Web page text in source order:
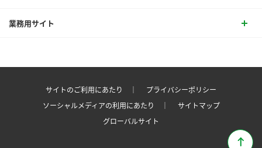
業務用サイト
サイトのご利用にあたり ｜
プライバシーポリシー
ソーシャルメディアの利用にあたり ｜
サイトマップ
グローバルサイト